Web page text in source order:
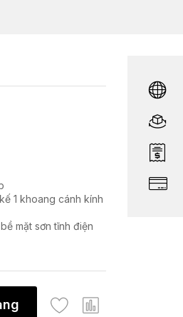
1 khoang cánh kính
mặt sơn tĩnh điện